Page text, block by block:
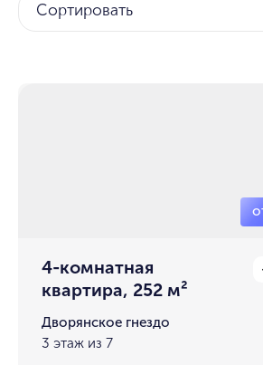
Сортировать
4-комнатная
квартира, 252 м²
Дворянское гнездо
3 этаж из 7